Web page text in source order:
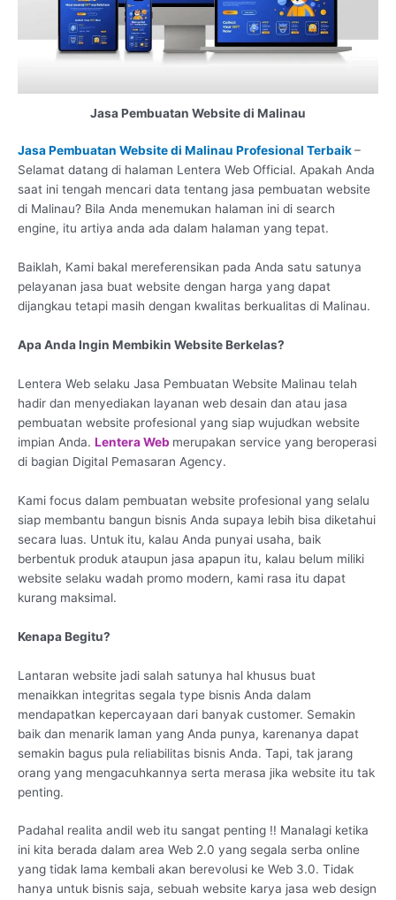
Jasa Pembuatan Website di Malinau
Jasa Pembuatan Website di Malinau Profesional Terbaik–
Selamat datang di halaman Lentera Web Official. Apakah Anda
saat ini tengah mencari data tentang jasa pembuatan website
di Malinau? Bila Anda menemukan halaman ini di search
engine, itu artiya anda ada dalam halaman yang tepat.
Baiklah, Kami bakal mereferensikan pada Anda satu satunya
pelayanan jasa buat website dengan harga yang dapat
dijangkau tetapi masih dengan kwalitas berkualitas di Malinau.
Apa Anda Ingin Membikin Website Berkelas?
Lentera Web selaku Jasa Pembuatan Website Malinau telah
hadir dan menyediakan layanan web desain dan atau jasa
pembuatan website profesional yang siap wujudkan website
impian Anda. Lentera Web merupakan service yang beroperasi
di bagian Digital Pemasaran Agency.
Kami focus dalam pembuatan website profesional yang selalu
siap membantu bangun bisnis Anda supaya lebih bisa diketahui
secara luas. Untuk itu, kalau Anda punyai usaha, baik
berbentuk produk ataupun jasa apapun itu, kalau belum miliki
website selaku wadah promo modern, kami rasa itu dapat
kurang maksimal.
Kenapa Begitu?
Lantaran website jadi salah satunya hal khusus buat
menaikkan integritas segala type bisnis Anda dalam
mendapatkan kepercayaan dari banyak customer. Semakin
baik dan menarik laman yang Anda punya, karenanya dapat
semakin bagus pula reliabilitas bisnis Anda. Tapi, tak jarang
orang yang mengacuhkannya serta merasa jika website itu tak
penting.
Padahal realita andil web itu sangat penting !! Manalagi ketika
ini kita berada dalam area Web 2.0 yang segala serba online
yang tidak lama kembali akan berevolusi ke Web 3.0. Tidak
hanya untuk bisnis saja, sebuah website karya jasa web design